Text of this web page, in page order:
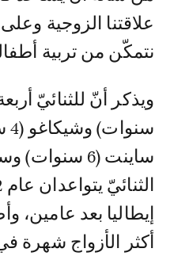
علاقتنا الزوجية
نتمكّن من تربية
ساينت (6
إيطاليا بعد عامين،
أكثر الأزواج شهرة